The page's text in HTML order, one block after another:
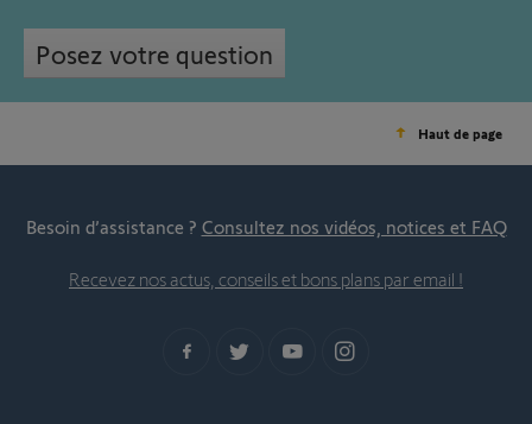
Posez votre question
Haut de page
Besoin d’assistance ? Consultez nos vidéos, notices et FAQ
Recevez nos actus, conseils et bons plans par email !